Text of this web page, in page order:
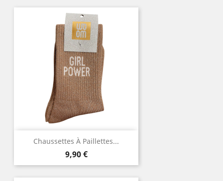
Chaussettes À Paillettes...
Prix
9,90 €